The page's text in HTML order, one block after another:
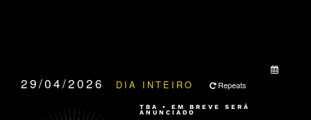
29/04/2026 DIA INTEIRO Repeats
TBA • EM BREVE SERÁ
ANUNCIADO